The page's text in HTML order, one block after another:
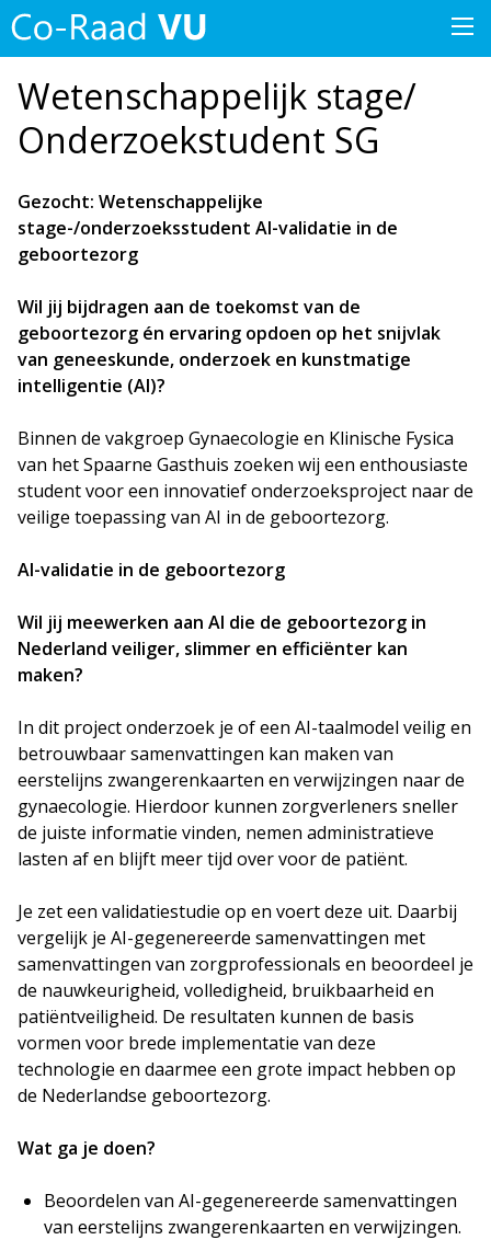
Wetenschappelijk stage/
Onderzoekstudent SG
Gezocht: Wetenschappelijke
stage-/onderzoeksstudent AI-validatie in de
geboortezorg
Wil jij bijdragen aan de toekomst van de
geboortezorg én ervaring opdoen op het snijvlak
van geneeskunde, onderzoek en kunstmatige
intelligentie (AI)?
Binnen de vakgroep Gynaecologie en Klinische Fysica
van het Spaarne Gasthuis zoeken wij een enthousiaste
student voor een innovatief onderzoeksproject naar de
veilige toepassing van AI in de geboortezorg.
AI-validatie in de geboortezorg
Wil jij meewerken aan AI die de geboortezorg in
Nederland veiliger, slimmer en efficiënter kan
maken?
In dit project onderzoek je of een AI-taalmodel veilig en
betrouwbaar samenvattingen kan maken van
eerstelijns zwangerenkaarten en verwijzingen naar de
gynaecologie. Hierdoor kunnen zorgverleners sneller
de juiste informatie vinden, nemen administratieve
lasten af en blijft meer tijd over voor de patiënt.
Je zet een validatiestudie op en voert deze uit. Daarbij
vergelijk je AI-gegenereerde samenvattingen met
samenvattingen van zorgprofessionals en beoordeel je
de nauwkeurigheid, volledigheid, bruikbaarheid en
patiëntveiligheid. De resultaten kunnen de basis
vormen voor brede implementatie van deze
technologie en daarmee een grote impact hebben op
de Nederlandse geboortezorg.
Wat ga je doen?
Beoordelen van AI-gegenereerde samenvattingen
van eerstelijns zwangerenkaarten en verwijzingen.